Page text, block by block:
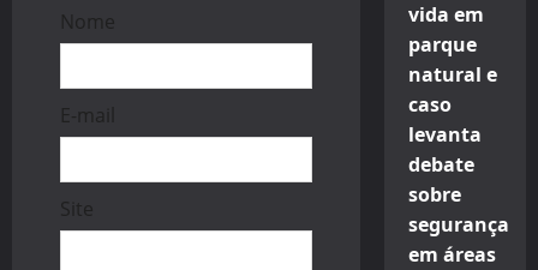
Nome
E-mail
Site
vida em
parque
natural e
caso
levanta
debate
sobre
segurança
em áreas